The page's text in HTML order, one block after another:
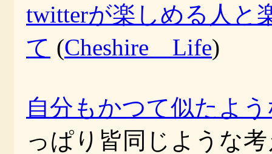
twitterが楽しめる人と
て (Cheshire Life)
自分もかつて似たよ
っぱり皆同じような